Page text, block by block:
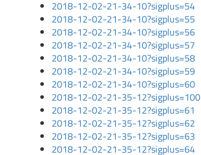
2018-12-02-21-34-10?sigplus=54
2018-12-02-21-34-10?sigplus=55
2018-12-02-21-34-10?sigplus=56
2018-12-02-21-34-10?sigplus=57
2018-12-02-21-34-10?sigplus=58
2018-12-02-21-34-10?sigplus=59
2018-12-02-21-34-10?sigplus=60
2018-12-02-21-35-12?sigplus=100
2018-12-02-21-35-12?sigplus=61
2018-12-02-21-35-12?sigplus=62
2018-12-02-21-35-12?sigplus=63
2018-12-02-21-35-12?sigplus=64